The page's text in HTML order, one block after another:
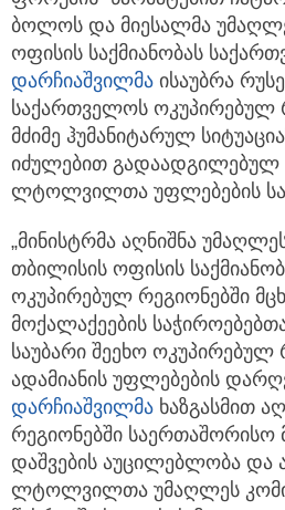
ბოლოს და მიესალმა
ოფისის საქმიანობას
დარჩიაშვილმა ისაუბრა
საქართველოს ოკუპირებულ
მძიმე ჰუმანიტარულ
იძულებით გადაადგილებულ
ლტოლვილთა უფლებების
„მინისტრმა აღნიშნა
თბილისის ოფისის
ოკუპირებულ რეგიონებში
მოქალაქეების
საუბარი შეეხო ოკუპირებულ
ადამიანის უფლებების
დარჩიაშვილმა ხაზგასმით
რეგიონებში საერთაშორისო
დაშვების აუცილებლობა და
ლტოლვილთა უმაღლეს